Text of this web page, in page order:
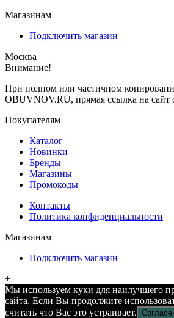
Магазинам
Подключить магазин
Москва
Внимание!
При полном или частичном
OBUVNOV.RU, прямая ссылка на сайт
Покупателям
Каталог
Новинки
Бренды
Магазины
Промокоды
Контакты
Политика конфиденциальности
Магазинам
Подключить магазин
+
Мы используем куки для наилучшего
сайта. Если Вы продолжите
считать что Вас это устраивает.